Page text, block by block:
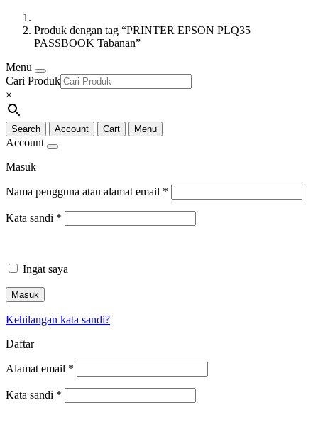
Produk dengan tag “PRINTER EPSON PLQ35
PASSBOOK Tabanan”
Menu
Cari Produk
×
Search Account Cart Menu
Account
Masuk
Nama pengguna atau alamat email *
Kata sandi *
Ingat saya
Masuk
Kehilangan kata sandi?
Daftar
Alamat email *
Kata sandi *